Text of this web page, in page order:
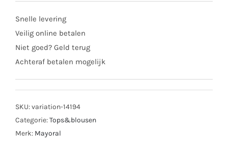
Snelle levering
Veilig online betalen
Niet goed? Geld terug
Achteraf betalen mogelijk
SKU:variation-14194
Categorie:Tops&blousen
Merk: Mayoral